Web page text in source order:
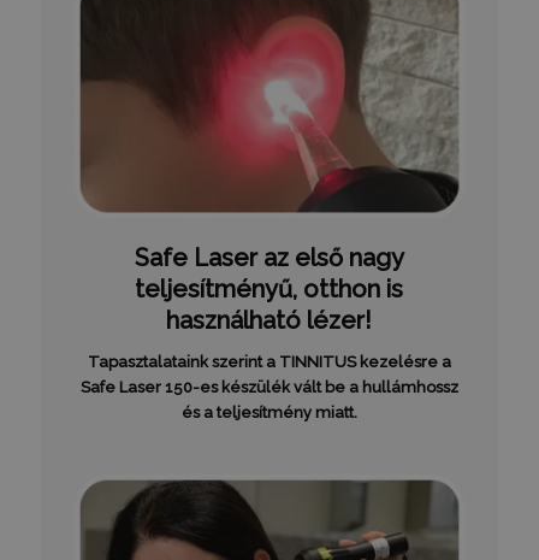
Safe Laser az első nagy
teljesítményű, otthon is
használható lézer!
Tapasztalataink szerint a TINNITUS kezelésre a
Safe Laser 150-es készülék vált be a hullámhossz
és a teljesítmény miatt.